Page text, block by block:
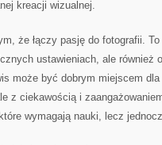
kreacji wizualnej.
że łączy pasję do fotografii.
ustawieniach, ale również
może być dobrym miejscem
z ciekawością i
wymagają nauki, lecz